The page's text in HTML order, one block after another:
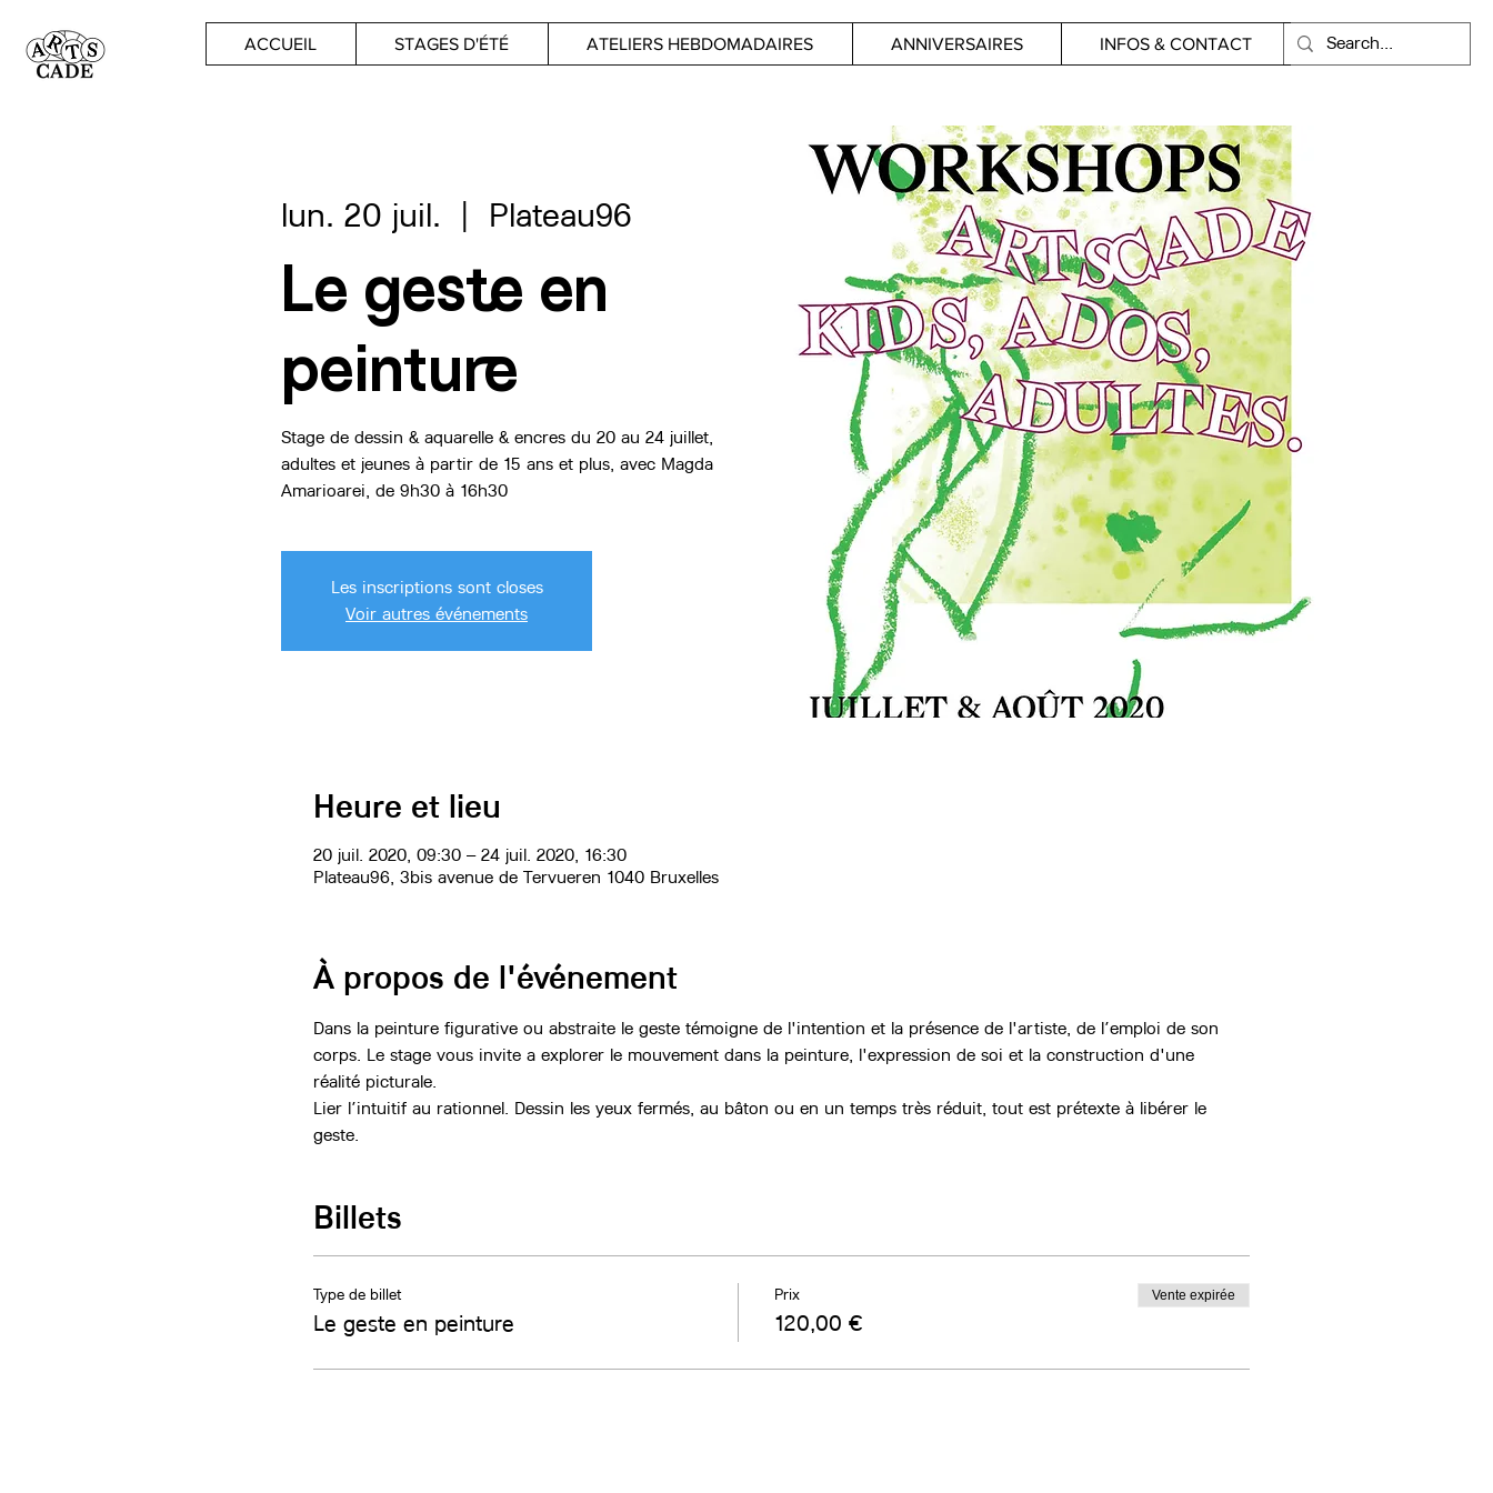
ACCUEIL STAGES D'ÉTÉ ATELIERS HEBDOMADAIRES ANNIVERSAIRES INFOS & CONTACT
lun. 20 juil. Plateau96
Le geste en
peinture
Stage de dessin & aquarelle & encres du 20 au 24 juillet,
adultes et jeunes à partir de 15 ans et plus, avec Magda
Amarioarei, de 9h30 à 16h30
Les inscriptions sont closes
Voir autres événements
Heure et lieu
20 juil. 2020, 09:30 – 24 juil. 2020, 16:30
Plateau96, 3bis avenue de Tervueren 1040 Bruxelles
À propos de l'événement
Dans la peinture figurative ou abstraite le geste témoigne de l'intention et la présence de l'artiste, de l’emploi de son
corps. Le stage vous invite a explorer le mouvement dans la peinture, l'expression de soi et la construction d'une
réalité picturale.
Lier l’intuitif au rationnel. Dessin les yeux fermés, au bâton ou en un temps très réduit, tout est prétexte à libérer le
geste.
Billets
Type de billet
Le geste en peinture
Prix
120,00 €
Vente expirée